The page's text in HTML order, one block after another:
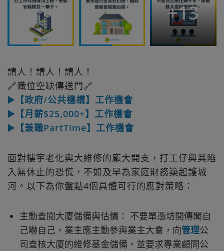
+13
請人！請人！請人！
🔗職位空缺傳送門🔗
▶️【政府/公共機構】工作機會
▶️【月薪$25,000+】工作機會
▶️【兼職PartTime】工作機會
面對樓宇老化與大維修的龐大開支，打工仔與其陷
入無休止的恐慌，不如及早為家庭財務築起護城
河。以下為你盤點4個具體可行的應對策略：
主動查閱大廈儲備與估價： 不要單憑坊間傳聞自
己嚇自己，業主應主動參與業主大會，向管理公
司查核大廈的維修基金儲備，並要求專業顧問公